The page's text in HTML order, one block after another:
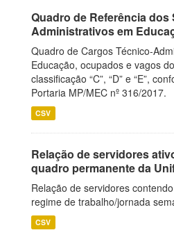
Quadro de Referência
Administrativos em
Quadro de Cargos Técnico-
Educação, ocupados e vagos
classificação “C”, “D” e “E”,
Portaria MP/MEC nº 316/2017.
CSV
Relação de servidores
quadro permanente da
Relação de servidores
regime de trabalho/jornada
CSV